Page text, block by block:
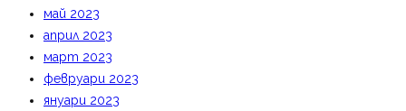
май 2023
април 2023
март 2023
февруари 2023
януари 2023